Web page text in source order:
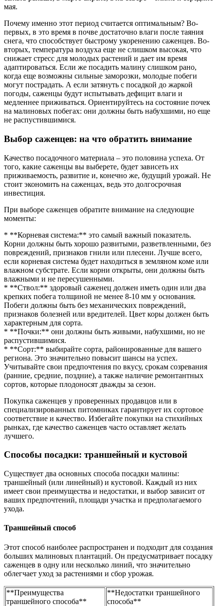
мая.
Почему именно этот период считается оптимальным? Во-
первых, в это время в почве достаточно влаги после таяния
снега, что способствует быстрому укоренению саженцев. Во-
вторых, температура воздуха еще не слишком высокая, что
снижает стресс для молодых растений и дает им время
адаптироваться. Если же посадить малину слишком рано,
когда еще возможны сильные заморозки, молодые побеги
могут пострадать. А если затянуть с посадкой до жаркой
погоды, саженцы будут испытывать дефицит влаги и
медленнее приживаться. Ориентируйтесь на состояние почек
на малиновых побегах: они должны быть набухшими, но еще
не распустившимися.
Выбор саженцев: на что обратить внимание
Качество посадочного материала – это половина успеха. От
того, какие саженцы вы выберете, будет зависеть их
приживаемость, развитие и, конечно же, будущий урожай. Не
стоит экономить на саженцах, ведь это долгосрочная
инвестиция.
При выборе саженцев обратите внимание на следующие
моменты:
* **Корневая система:** это самый важный показатель.
Корни должны быть хорошо развитыми, разветвленными, без
повреждений, признаков гнили или плесени. Лучше всего,
если корневая система будет находиться в земляном коме или
влажном субстрате. Если корни открыты, они должны быть
влажными и не пересушенными.
* **Ствол:** здоровый саженец должен иметь один или два
крепких побега толщиной не менее 8-10 мм у основания.
Побеги должны быть без механических повреждений,
признаков болезней или вредителей. Цвет коры должен быть
характерным для сорта.
* **Почки:** они должны быть живыми, набухшими, но не
распустившимися.
* **Сорт:** выбирайте сорта, районированные для вашего
региона. Это значительно повысит шансы на успех.
Учитывайте свои предпочтения по вкусу, срокам созревания
(ранние, средние, поздние), а также наличие ремонтантных
сортов, которые плодоносят дважды за сезон.
Покупка саженцев у проверенных продавцов или в
специализированных питомниках гарантирует их сортовое
соответствие и качество. Избегайте покупки на стихийных
рынках, где качество саженцев часто оставляет желать
лучшего.
Способы посадки: траншейный и кустовой
Существует два основных способа посадки малины:
траншейный (или линейный) и кустовой. Каждый из них
имеет свои преимущества и недостатки, и выбор зависит от
ваших предпочтений, площади участка и предполагаемого
ухода.
Траншейный способ
Этот способ наиболее распространен и подходит для создания
больших малиновых плантаций. Он предусматривает посадку
саженцев в одну или несколько линий, что значительно
облегчает уход за растениями и сбор урожая.
**Преимущества
траншейного способа**
**Недостатки траншейного
способа**